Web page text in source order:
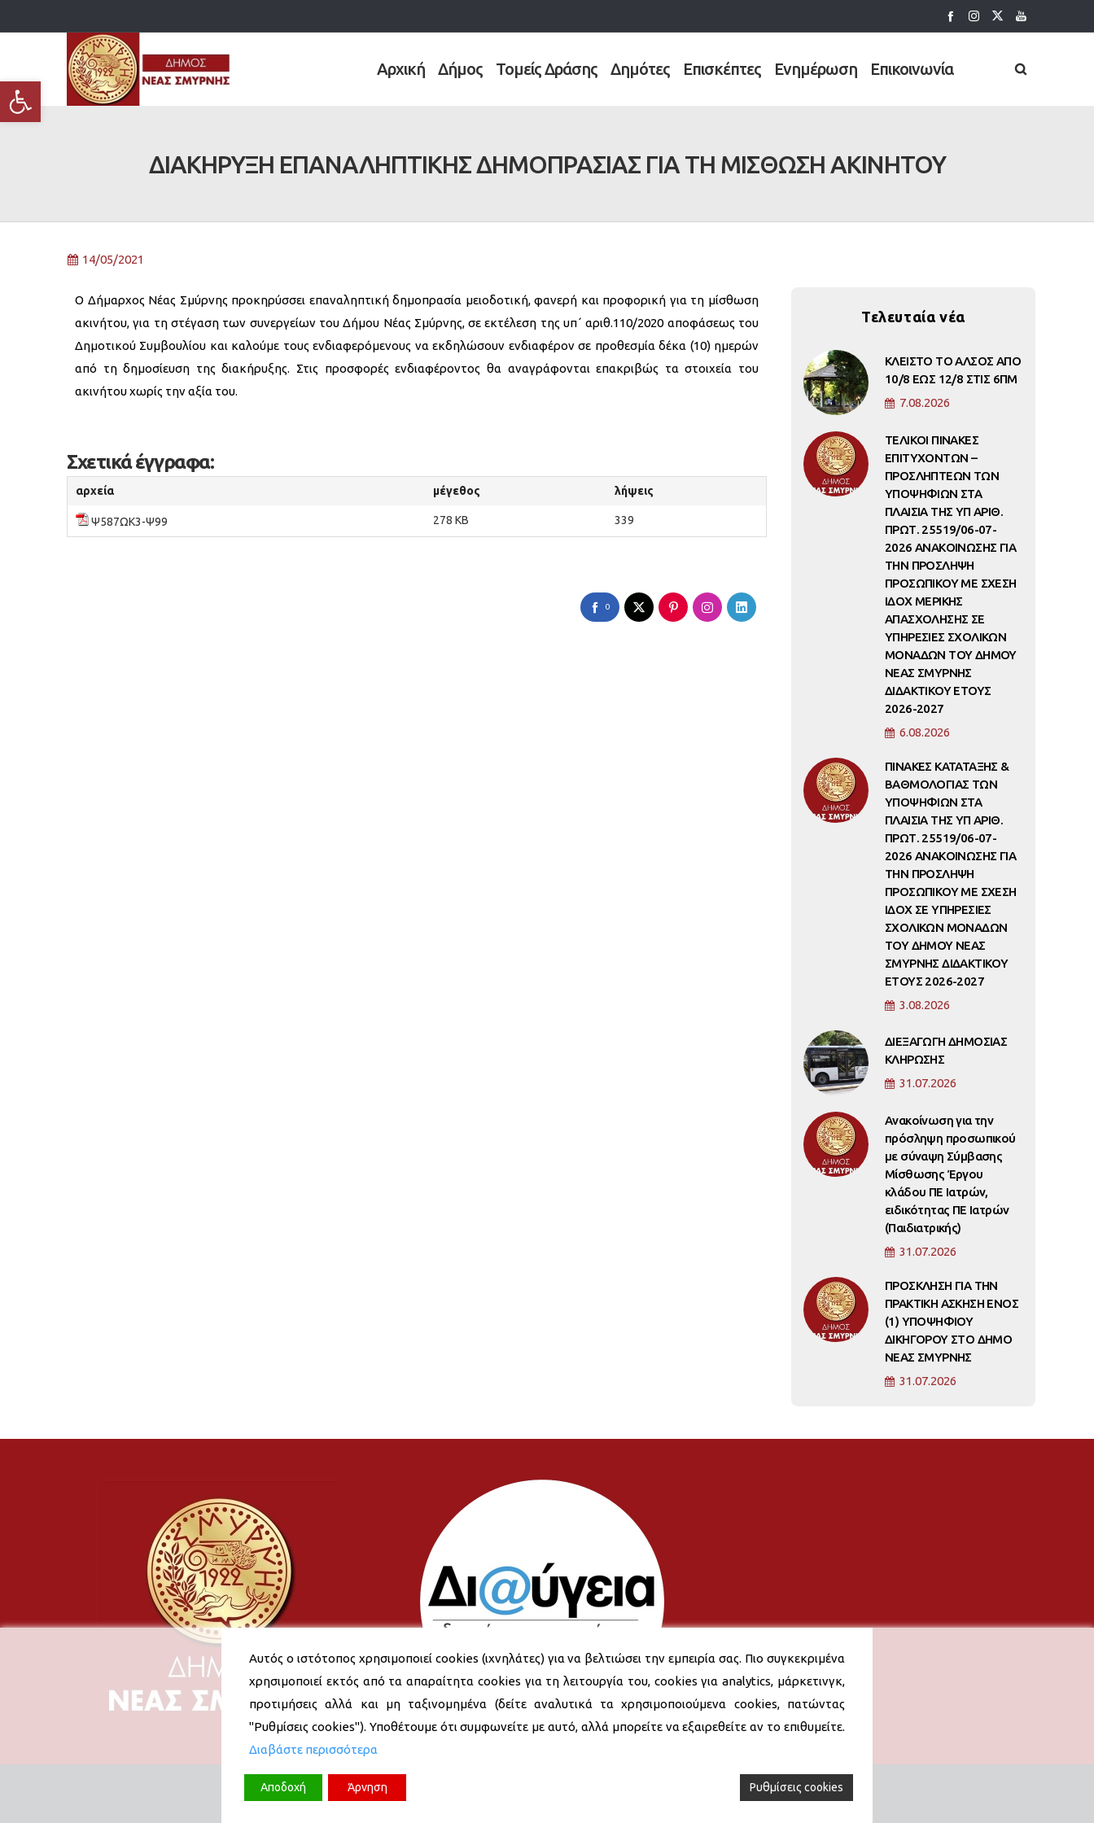
Ανοίξτε τη γραμμή εργαλείων
Αρχική Δήμος Τομείς Δράσης Δημότες Επισκέπτες Ενημέρωση Επικοινωνία
ΔΙΑΚΗΡΥΞΗ ΕΠΑΝΑΛΗΠΤΙΚΗΣ ΔΗΜΟΠΡΑΣΙΑΣ ΓΙΑ ΤΗ ΜΙΣΘΩΣΗ ΑΚΙΝΗΤΟΥ
14/05/2021
Ο Δήμαρχος Νέας Σμύρνης προκηρύσσει επαναληπτική δημοπρασία μειοδοτική, φανερή και προφορική για τη μίσθωση
ακινήτου, για τη στέγαση των συνεργείων του Δήμου Νέας Σμύρνης, σε εκτέλεση της υπ΄ αριθ.110/2020 αποφάσεως του
Δημοτικού Συμβουλίου και καλούμε τους ενδιαφερόμενους να εκδηλώσουν ενδιαφέρον σε προθεσμία δέκα (10) ημερών
από τη δημοσίευση της διακήρυξης. Στις προσφορές ενδιαφέροντος θα αναγράφονται επακριβώς τα στοιχεία του
ακινήτου χωρίς την αξία του.
Σχετικά έγγραφα:
αρχεία μέγεθος λήψεις
Ψ587ΩΚ3-Ψ99 278 KB 339
0
Τελευταία νέα
ΚΛΕΙΣΤΟ ΤΟ ΑΛΣΟΣ ΑΠΟ
10/8 ΕΩΣ 12/8 ΣΤΙΣ 6ΠΜ
7.08.2026
ΤΕΛΙΚΟΙ ΠΙΝΑΚΕΣ
ΕΠΙΤΥΧΟΝΤΩΝ –
ΠΡΟΣΛΗΠΤΕΩΝ ΤΩΝ
ΥΠΟΨΗΦΙΩΝ ΣΤΑ
ΠΛΑΙΣΙΑ ΤΗΣ ΥΠ ΑΡΙΘ.
ΠΡΩΤ. 25519/06-07-
2026 ΑΝΑΚΟΙΝΩΣΗΣ ΓΙΑ
ΤΗΝ ΠΡΟΣΛΗΨΗ
ΠΡΟΣΩΠΙΚΟΥ ΜΕ ΣΧΕΣΗ
ΙΔΟΧ ΜΕΡΙΚΗΣ
ΑΠΑΣΧΟΛΗΣΗΣ ΣΕ
ΥΠΗΡΕΣΙΕΣ ΣΧΟΛΙΚΩΝ
ΜΟΝΑΔΩΝ ΤΟΥ ΔΗΜΟΥ
ΝΕΑΣ ΣΜΥΡΝΗΣ
ΔΙΔΑΚΤΙΚΟΥ ΕΤΟΥΣ
2026-2027
6.08.2026
ΠΙΝΑΚΕΣ ΚΑΤΑΤΑΞΗΣ &
ΒΑΘΜΟΛΟΓΙΑΣ ΤΩΝ
ΥΠΟΨΗΦΙΩΝ ΣΤΑ
ΠΛΑΙΣΙΑ ΤΗΣ ΥΠ ΑΡΙΘ.
ΠΡΩΤ. 25519/06-07-
2026 ΑΝΑΚΟΙΝΩΣΗΣ ΓΙΑ
ΤΗΝ ΠΡΟΣΛΗΨΗ
ΠΡΟΣΩΠΙΚΟΥ ΜΕ ΣΧΕΣΗ
ΙΔΟΧ ΣΕ ΥΠΗΡΕΣΙΕΣ
ΣΧΟΛΙΚΩΝ ΜΟΝΑΔΩΝ
ΤΟΥ ΔΗΜΟΥ ΝΕΑΣ
ΣΜΥΡΝΗΣ ΔΙΔΑΚΤΙΚΟΥ
ΕΤΟΥΣ 2026-2027
3.08.2026
ΔΙΕΞΑΓΩΓΗ ΔΗΜΟΣΙΑΣ
ΚΛΗΡΩΣΗΣ
31.07.2026
Ανακοίνωση για την
πρόσληψη προσωπικού
με σύναψη Σύμβασης
Μίσθωσης Έργου
κλάδου ΠΕ Ιατρών,
ειδικότητας ΠΕ Ιατρών
(Παιδιατρικής)
31.07.2026
ΠΡΟΣΚΛΗΣΗ ΓΙΑ ΤΗΝ
ΠΡΑΚΤΙΚΗ ΑΣΚΗΣΗ ΕΝΟΣ
(1) ΥΠΟΨΗΦΙΟΥ
ΔΙΚΗΓΟΡΟΥ ΣΤΟ ΔΗΜΟ
ΝΕΑΣ ΣΜΥΡΝΗΣ
31.07.2026
Αυτός ο ιστότοπος χρησιμοποιεί cookies (ιχνηλάτες) για να βελτιώσει την εμπειρία σας. Πιο συγκεκριμένα
χρησιμοποιεί εκτός από τα απαραίτητα cookies για τη λειτουργία του, cookies για analytics, μάρκετινγκ,
προτιμήσεις αλλά και μη ταξινομημένα (δείτε αναλυτικά τα χρησιμοποιούμενα cookies, πατώντας
"Ρυθμίσεις cookies"). Υποθέτουμε ότι συμφωνείτε με αυτό, αλλά μπορείτε να εξαιρεθείτε αν το επιθυμείτε.
Διαβάστε περισσότερα
Αποδοχή Άρνηση Ρυθμίσεις cookies